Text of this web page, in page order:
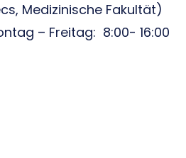
Medizinische Fakultät)
– Freitag: 8:00- 16:00